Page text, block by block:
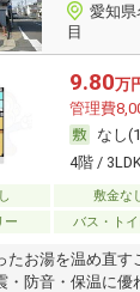
愛知県
目
9.80万
管理費
なし
4階 /
敷金な
ー
バス・ト
たお湯を温め直す
・防音・保温に優